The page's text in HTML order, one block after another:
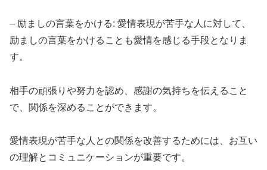
– 励ましの言葉をかける: 愛情表現が苦手な人に対して、
励ましの言葉をかけることも愛情を感じる手段となりま
す。
相手の頑張りや努力を認め、感謝の気持ちを伝えること
で、関係を深めることができます。
愛情表現が苦手な人との関係を改善するためには、お互い
の理解とコミュニケーションが重要です。